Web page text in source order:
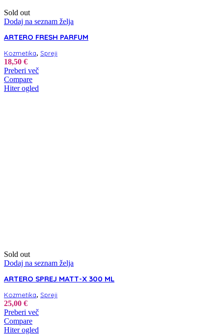
Sold out
Dodaj na seznam želja
ARTERO FRESH PARFUM
Kozmetika, Spreji
18,50 €
Preberi več
Compare
Hiter ogled
Sold out
Dodaj na seznam želja
ARTERO SPREJ MATT-X 300 ML
Kozmetika, Spreji
25,00 €
Preberi več
Compare
Hiter ogled